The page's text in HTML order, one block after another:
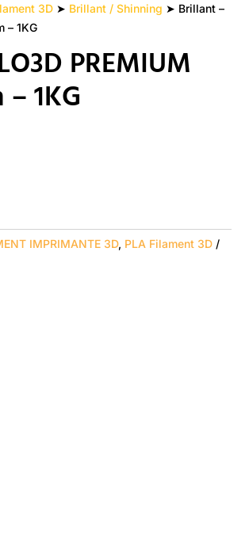
3D➤ Brillant / Shinning ➤ Brillant –
– 1KG
PREMIUM
1KG
IMPRIMANTE 3D, PLA Filament 3D